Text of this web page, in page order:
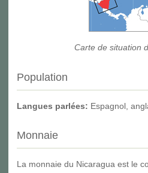
Carte de situation
Population
Langues parlées: Espagnol,
Monnaie
La monnaie du Nicaragua est le